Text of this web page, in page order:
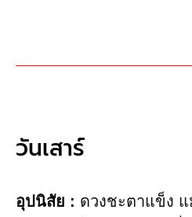
วันเสาร์
อุปนิสัย : ดวงชะตาแข็ง แ